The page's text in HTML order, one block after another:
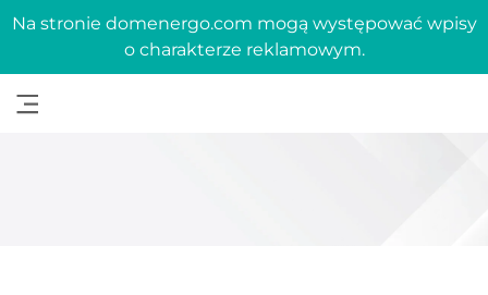
Na stronie domenergo.com mogą występować wpisy
o charakterze reklamowym.